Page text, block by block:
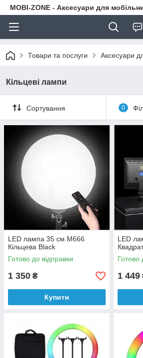
MOBI-ZONE - Аксесуари для
Товари та послуги Аксесуари
Кільцеві лампи
Сортування 0
LED лампа 35 см M666
Кільцева Black
Готово до відправки
1 350 ₴
Купити
LED
Готово
1 449